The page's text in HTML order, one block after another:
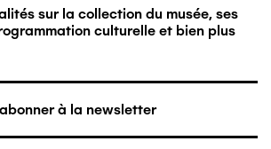
sur la collection du musée, ses
culturelle et bien plus
à la newsletter